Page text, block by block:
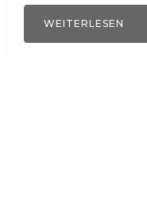
WEITERLESEN